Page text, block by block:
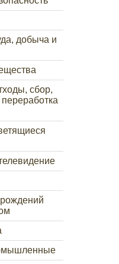
добыча и
сбор,